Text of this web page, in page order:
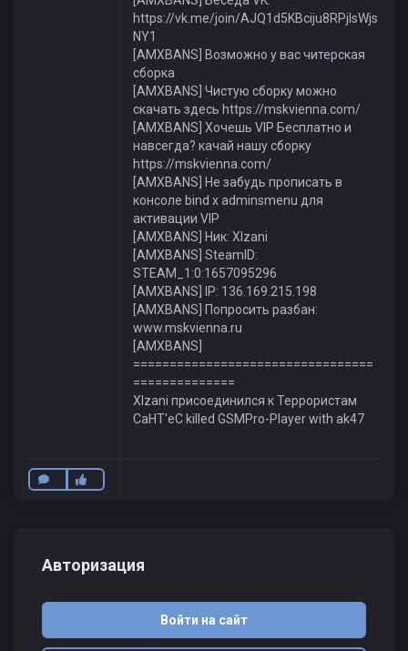
https://vk.me/join/AJQ1d5KBciju8RPjIsWjs
NY1
[AMXBANS] Возможно у вас читерская
сборка
[AMXBANS] Чистую сборку можно
скачать здесь https://mskvienna.com/
[AMXBANS] Хочешь VIP Бесплатно и
навсегда? качай нашу сборку
https://mskvienna.com/
[AMXBANS] Не забудь прописать в
консоле bind x adminsmenu для
активации VIP
[AMXBANS] Ник: XIzani
[AMXBANS] SteamID:
STEAM_1:0:1657095296
[AMXBANS] IP: 136.169.215.198
[AMXBANS] Попросить разбан:
www.mskvienna.ru
[AMXBANS]
=================================
==============
XIzani присоединился к Террористам
CaHT'eC killed GSMPro-Player with ak47
Авторизация
Войти на сайт